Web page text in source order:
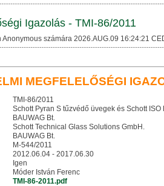
Igazolás - TMI-86/2011
számára 2026.AUG.09 16:24:21
MEGFELELŐSÉGI
TMI-86/2011
Schott Pyran S tűzvédő üvegek és Schott
BAUWAG Bt.
Schott Technical Glass Solutions GmbH.
BAUWAG Bt.
M-544/2011
2012.06.04 - 2017.06.30
Igen
Móder István Ferenc
TMI-86-2011.pdf